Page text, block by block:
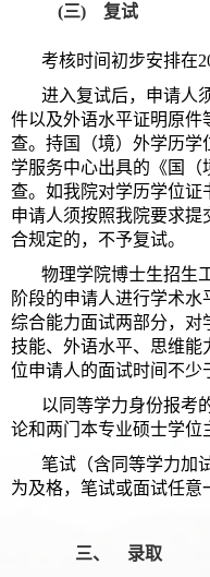
(三) 复试
考核时间初步安排在
进入复试后，申请人
件以及外语水平证明原件
查。持国（境）外学历学
学服务中心出具的《国
查。如我院对学历学位证
申请人须按照我院要求提
合规定的，不予复试。
物理学院博士生招生
阶段的申请人进行学术
综合能力面试两部分，对
技能、外语水平、思维能
位申请人的面试时间不少
以同等学力身份报考
论和两门本专业硕士学位
笔试（含同等学力加
为及格，笔试或面试任意
三、 录取